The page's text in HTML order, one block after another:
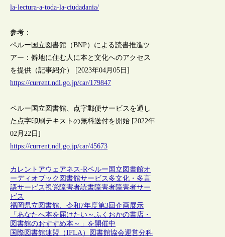
la-lectura-a-toda-la-ciudadania/
参考：
ペルー国立図書館（BNP）による読書推進ツ
アー：僻地に住む人に本と文化へのアクセス
を提供（記事紹介） [2023年04月05日]
https://current.ndl.go.jp/car/179847
ペルー国立図書館、点字郵便サービスを通し
た点字印刷テキストの無料送付を開始 [2022年
02月22日]
https://current.ndl.go.jp/car/45673
カレントアウェアネス-Rペルー 国立図書館オ
ーディオブック 図書館サービス 多文化・多言
語サービス視覚障害者読書障害者障害者サー
ビス
福岡県立図書館、令和7年度第3回企画展示
「あなたへ本を届けたい～ふくおかの書店・
図書館のおすすめ本～」を開催中
国際図書館連盟（IFLA）図書館協会運営分科